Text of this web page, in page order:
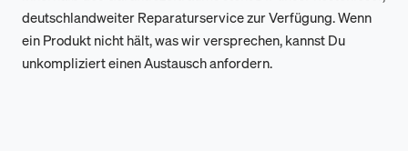
deutschlandweiter Reparaturservice zur Verfügung. Wenn
ein Produkt nicht hält, was wir versprechen, kannst Du
unkompliziert einen Austausch anfordern.